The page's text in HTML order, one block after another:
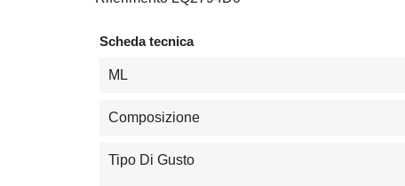
Scheda tecnica
ML
Composizione
Tipo Di Gusto